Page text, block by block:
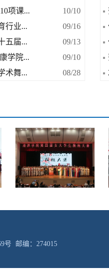
项课...
10/10
行业...
09/16
五届...
09/13
学院...
09/10
术舞...
08/28
号 邮编：274015